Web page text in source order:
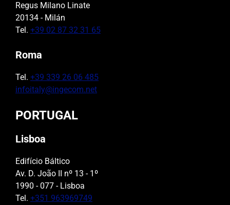
Regus Milano Linate
20134 - Milán
Tel. +39 02 87 32 31 65
Roma
Tel. +39 339 26 06 485
infoitaly@ingecom.net
PORTUGAL
Lisboa
Edifício Báltico
Av. D. João II nº 13 - 1º
1990 - 077 - Lisboa
Tel. +351 963969749